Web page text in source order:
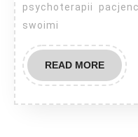
psychoterapii
swoimi
READ MOREREAD
MORE